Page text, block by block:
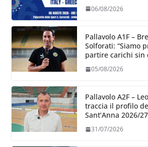
06/08/2026
Pallavolo A1F –
Solforati: “Siamo
partire carichi sin
05/08/2026
Pallavolo A2F –
traccia il profilo
Sant’Anna 2026/27
31/07/2026